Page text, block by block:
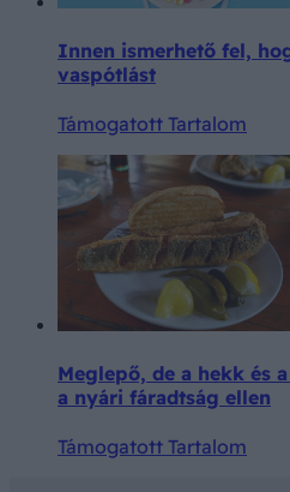
Innen ismerhető fel,
vaspótlást
Támogatott Tartalom
Meglepő, de a hekk és
a nyári fáradtság ellen
Támogatott Tartalom